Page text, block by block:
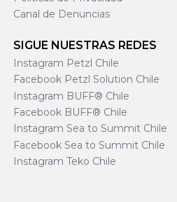
Canal de Denuncias
SIGUE NUESTRAS REDES
Instagram Petzl Chile
Facebook Petzl Solution Chile
Instagram BUFF® Chile
Facebook BUFF® Chile
Instagram Sea to Summit Chile
Facebook Sea to Summit Chile
Instagram Teko Chile